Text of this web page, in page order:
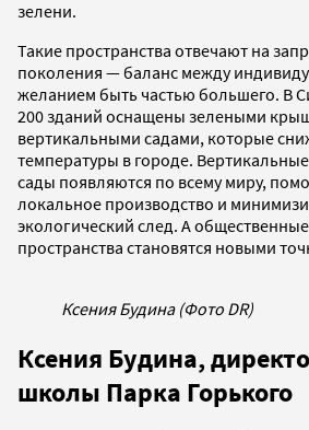
зелени.
Такие пространства отвечают на
поколения — баланс между
желанием быть частью большего. В
200 зданий оснащены зелеными
вертикальными садами, которые
температуры в городе.
сады появляются по всему миру,
локальное производство и
экологический след. А
пространства становятся новыми
Ксения Будина (Фото DR)
Ксения Будина,
школы Парка Горького